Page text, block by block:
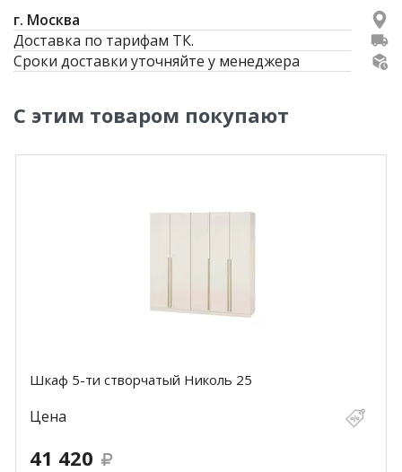
г. Москва
Доставка по тарифам ТК.
Сроки доставки уточняйте у менеджера
С этим товаром покупают
Шкаф 5-ти створчатый Николь 25
Цена
41 420